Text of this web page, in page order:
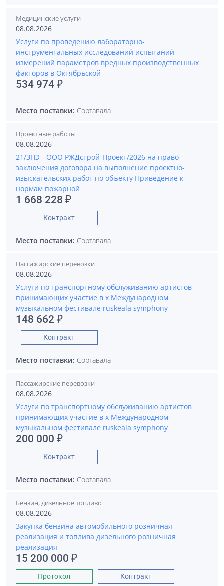
Медицинские услуги
08.08.2026
Услуги по проведению лабораторно-
инструментальных исследований испытаний
измерений параметров вредных производственных
факторов в Октябрьской
534 974 ₽
Место поставки: Сортавала
Проектные работы
08.08.2026
21/ЗПЭ - ООО РЖДстрой-Проект/2026 на право
заключения договора на выполнение проектно-
изыскательских работ по объекту Приведение к
нормам пожарной
1 668 228 ₽
Контракт
Место поставки: Сортавала
Пассажирские перевозки
08.08.2026
Услуги по транспортному обслуживанию артистов
принимающих участие в x Международном
музыкальном фестивале ruskeala symphony
148 662 ₽
Контракт
Место поставки: Сортавала
Пассажирские перевозки
08.08.2026
Услуги по транспортному обслуживанию артистов
принимающих участие в x Международном
музыкальном фестивале ruskeala symphony
200 000 ₽
Контракт
Место поставки: Сортавала
Бензин, дизельное топливо
08.08.2026
Закупка бензина автомобильного розничная
реализация и топлива дизельного розничная
реализация
15 200 000 ₽
Протокол Контракт